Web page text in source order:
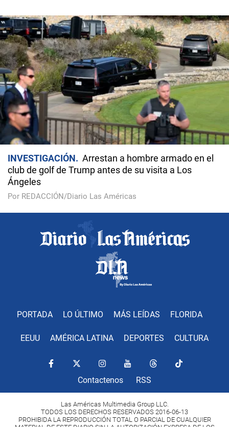
INVESTIGACIÓN
Arrestan a hombre armado en el
club de golf de Trump antes de su visita a Los
Ángeles
Por REDACCIÓN/Diario Las Américas
PORTADA LO ÚLTIMO MÁS LEÍDAS FLORIDA
EEUU AMÉRICA LATINA DEPORTES CULTURA
Contactenos RSS
Las Américas Multimedia Group LLC.
TODOS LOS DERECHOS RESERVADOS 2016-06-13
PROHIBIDA LA REPRODUCCIÓN TOTAL O PARCIAL DE CUALQUIER